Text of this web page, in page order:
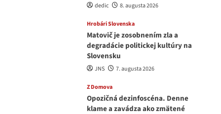
dedic 8. augusta 2026
Hrobári Slovenska
Matovič je zosobnením zla a
degradácie politickej kultúry na
Slovensku
JNS 7. augusta 2026
Z Domova
Opozičná dezinfoscéna. Denne
klame a zavádza ako zmätené